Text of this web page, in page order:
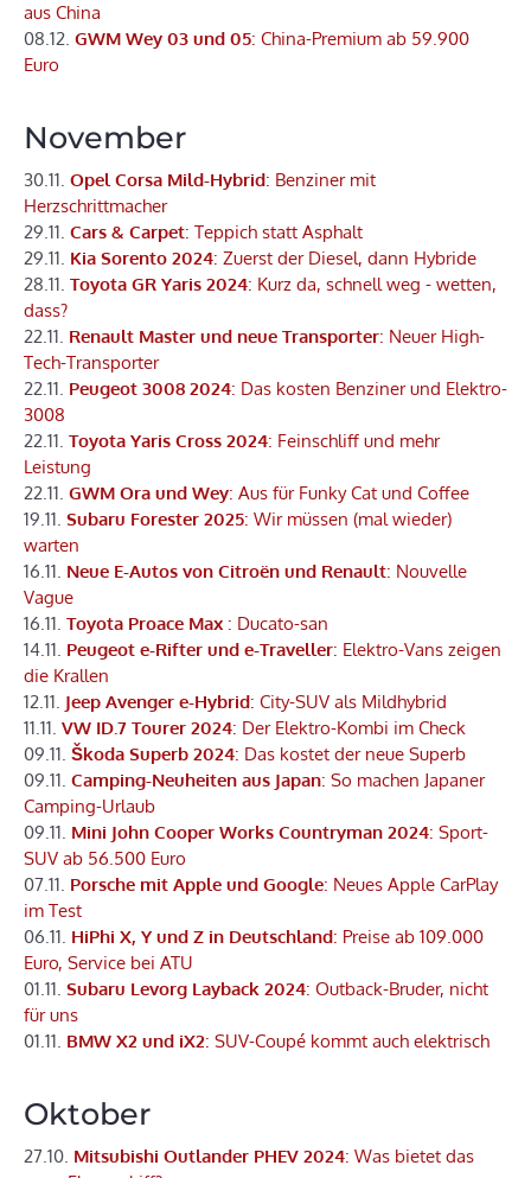
aus China
08.12. GWM Wey 03 und 05: China-Premium ab 59.900
Euro
November
30.11. Opel Corsa Mild-Hybrid: Benziner mit
Herzschrittmacher
29.11. Cars & Carpet: Teppich statt Asphalt
29.11. Kia Sorento 2024: Zuerst der Diesel, dann Hybride
28.11. Toyota GR Yaris 2024: Kurz da, schnell weg - wetten,
dass?
22.11. Renault Master und neue Transporter: Neuer High-
Tech-Transporter
22.11. Peugeot 3008 2024: Das kosten Benziner und Elektro-
3008
22.11. Toyota Yaris Cross 2024: Feinschliff und mehr
Leistung
22.11. GWM Ora und Wey: Aus für Funky Cat und Coffee
19.11. Subaru Forester 2025: Wir müssen (mal wieder)
warten
16.11. Neue E-Autos von Citroën und Renault: Nouvelle
Vague
16.11. Toyota Proace Max : Ducato-san
14.11. Peugeot e-Rifter und e-Traveller: Elektro-Vans zeigen
die Krallen
12.11. Jeep Avenger e-Hybrid: City-SUV als Mildhybrid
11.11. VW ID.7 Tourer 2024: Der Elektro-Kombi im Check
09.11. Škoda Superb 2024: Das kostet der neue Superb
09.11. Camping-Neuheiten aus Japan: So machen Japaner
Camping-Urlaub
09.11. Mini John Cooper Works Countryman 2024: Sport-
SUV ab 56.500 Euro
07.11. Porsche mit Apple und Google: Neues Apple CarPlay
im Test
06.11. HiPhi X, Y und Z in Deutschland: Preise ab 109.000
Euro, Service bei ATU
01.11. Subaru Levorg Layback 2024: Outback-Bruder, nicht
für uns
01.11. BMW X2 und iX2: SUV-Coupé kommt auch elektrisch
Oktober
27.10. Mitsubishi Outlander PHEV 2024: Was bietet das